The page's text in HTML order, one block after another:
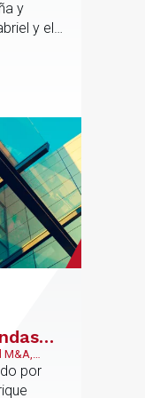
y
y el
M&A,
por